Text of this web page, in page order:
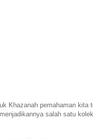
Khazanah pemahaman kita
salah satu